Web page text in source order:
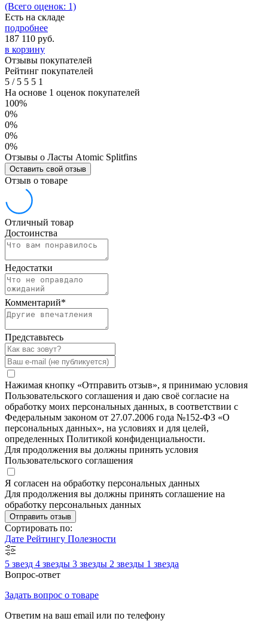
(Всего оценок: 1)
Есть на складе
подробнее
187 110 руб.
в корзину
Отзывы покупателей
Рейтинг покупателей
5 /5 5 5 1
На основе 1 оценок покупателей
100%
0%
0%
0%
0%
Отзывы о Ласты Atomic Splitfins
Оставить свой отзыв
Отзыв о товаре
Отличный товар
Достоинства
Недостатки
Комментарий*
Представьтесь
Нажимая кнопку «Отправить отзыв», я принимаю условия
Пользовательского соглашения и даю своё согласие на
обработку моих персональных данных, в соответствии с
Федеральным законом от 27.07.2006 года №152-ФЗ «О
персональных данных», на условиях и для целей,
определенных Политикой конфиденциальности.
Для продолжения вы должны принять условия
Пользовательского соглашения
Я согласен на обработку персональных данных
Для продолжения вы должны принять соглашение на
обработку персональных данных
Отправить отзыв
Сортировать по:
Дате Рейтингу Полезности
5 звезд 4 звезды 3 звезды 2 звезды 1 звезда
Вопрос-ответ
Задать вопрос о товаре
Ответим на ваш email или по телефону